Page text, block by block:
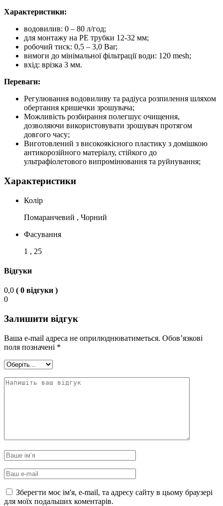
Характеристики:
водовилив: 0 – 80 л/год;
для монтажу на PE трубки 12-32 мм;
робочий тиск: 0,5 – 3,0 Bar;
вимоги до мінімальної фільтрації води: 120 mesh;
вхід: врізка 3 мм.
Переваги:
Регулювання водовиливу та радіуса розпилення шляхом
обертання кришечки зрошувача;
Можливість розбирання полегшує очищення,
дозволяючи використовувати зрошувач протягом
довгого часу;
Виготовлений з високоякісного пластику з домішкою
антикорозійного матеріалу, стійкого до
ультрафіолетового випромінювання та руйнування;
Характеристики
Колір
Помаранчевий , Чорний
Фасування
1 , 25
Відгуки
0,0 ( 0 відгуки )
0
Залишити відгук
Ваша e-mail адреса не оприлюднюватиметься. Обов’язкові
поля позначені *
Зберегти моє ім'я, e-mail, та адресу сайту в цьому браузері
для моїх подальших коментарів.